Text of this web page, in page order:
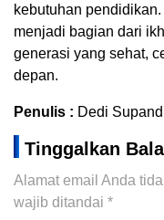
kebutuhan
menjadi bagian dari
generasi yang sehat,
depan.
Penulis : Dedi
Tinggalkan
Alamat email Anda
wajib ditandai *